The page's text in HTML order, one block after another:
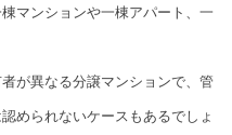
マンションや一棟アパート、一
が異なる分譲マンションで、管
められないケースもあるでしょ